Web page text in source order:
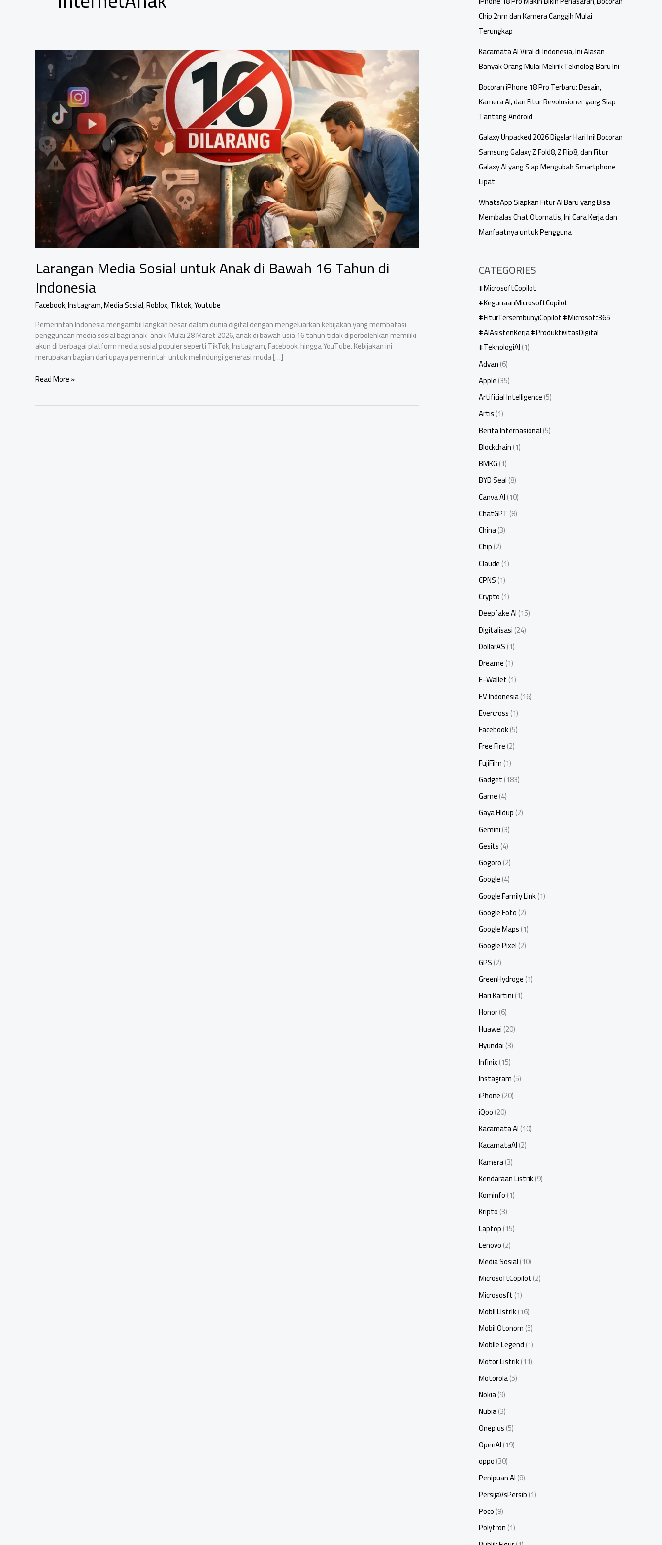
Larangan Media Sosial untuk Anak di Bawah 16 Tahun di
Indonesia
Facebook,Instagram,Media Sosial,Roblox,Tiktok,Youtube
Pemerintah Indonesia mengambil langkah besar dalam dunia digital dengan mengeluarkan kebijakan yang membatasi
penggunaan media sosial bagi anak-anak. Mulai 28 Maret 2026, anak di bawah usia 16 tahun tidak diperbolehkan memiliki
akun di berbagai platform media sosial populer seperti TikTok, Instagram, Facebook, hingga YouTube. Kebijakan ini
merupakan bagian dari upaya pemerintah untuk melindungi generasi muda […]
Larangan
Read More »
Chip 2nm dan Kamera Canggih Mulai
Terungkap
Kacamata AI Viral di Indonesia, Ini Alasan
Banyak Orang Mulai Melirik Teknologi Baru Ini
Bocoran iPhone 18 Pro Terbaru: Desain,
Kamera AI, dan Fitur Revolusioner yang Siap
Tantang Android
Galaxy Unpacked 2026 Digelar Hari Ini! Bocoran
Samsung Galaxy Z Fold8, Z Flip8, dan Fitur
Galaxy AI yang Siap Mengubah Smartphone
Lipat
WhatsApp Siapkan Fitur AI Baru yang Bisa
Membalas Chat Otomatis, Ini Cara Kerja dan
Manfaatnya untuk Pengguna
CATEGORIES
#MicrosoftCopilot
#KegunaanMicrosoftCopilot
#FiturTersembunyiCopilot #Microsoft365
#AIAsistenKerja #ProduktivitasDigital
#TeknologiAI(1)
Advan(6)
Apple(35)
Artificial Intelligence(5)
Artis(1)
Berita Internasional(5)
Blockchain(1)
BMKG(1)
BYD Seal(8)
Canva AI(10)
ChatGPT(8)
China(3)
Chip(2)
Claude(1)
CPNS(1)
Crypto(1)
Deepfake AI(15)
Digitalisasi(24)
DollarAS(1)
Dreame(1)
E-Wallet(1)
EV Indonesia(16)
Evercross(1)
Facebook(5)
Free Fire(2)
FujiFilm(1)
Gadget(183)
Game(4)
Gaya HIdup(2)
Gemini(3)
Gesits(4)
Gogoro(2)
Google(4)
Google Family Link(1)
Google Foto(2)
Google Maps(1)
Google Pixel(2)
GPS(2)
GreenHydroge(1)
Hari Kartini(1)
Honor(6)
Huawei(20)
Hyundai(3)
Infinix(15)
Instagram(5)
iPhone(20)
iQoo(20)
Kacamata AI(10)
KacamataAI(2)
Kamera(3)
Kendaraan Listrik(9)
Kominfo(1)
Kripto(3)
Laptop(15)
Lenovo(2)
Media Sosial(10)
MicrosoftCopilot(2)
Micrososft(1)
Mobil Listrik(16)
Mobil Otonom(5)
Mobile Legend(1)
Motor Listrik(11)
Motorola(5)
Nokia(9)
Nubia(3)
Oneplus(5)
OpenAI(19)
oppo(30)
Penipuan AI(8)
PersijaVsPersib(1)
Poco(9)
Polytron(1)